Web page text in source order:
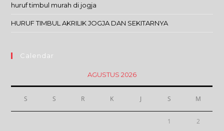
huruf timbul murah di jogja
HURUF TIMBUL AKRILIK JOGJA DAN SEKITARNYA
Calendar
AGUSTUS 2026
S S R K J S M
1 2